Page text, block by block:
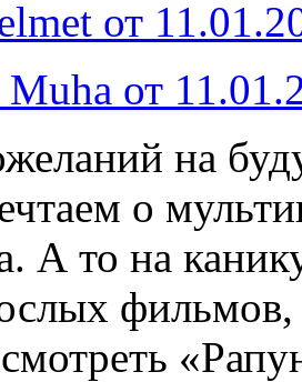
от
Muha от
на
о
А то на